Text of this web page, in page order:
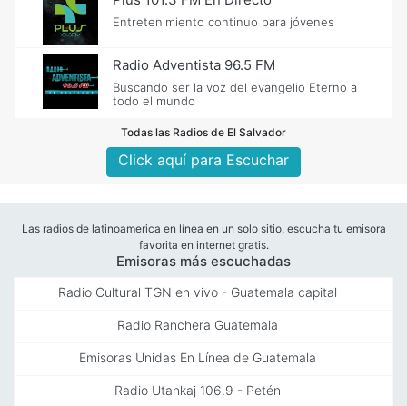
Entretenimiento continuo para jóvenes
Radio Adventista 96.5 FM
Buscando ser la voz del evangelio Eterno a
todo el mundo
Todas las Radios de El Salvador
Click aquí para Escuchar
Las radios de latinoamerica en línea en un solo sitio, escucha tu emisora
favorita en internet gratis.
Emisoras más escuchadas
Radio Cultural TGN en vivo - Guatemala capital
Radio Ranchera Guatemala
Emisoras Unidas En Línea de Guatemala
Radio Utankaj 106.9 - Petén